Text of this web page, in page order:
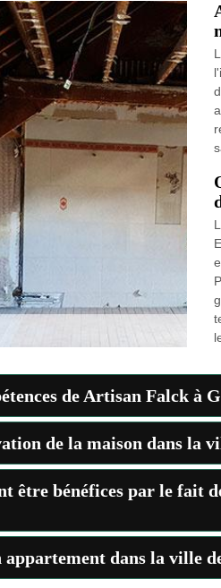
de Artisan Falck à
de la maison dans la
être bénéfices par le
dans la ville